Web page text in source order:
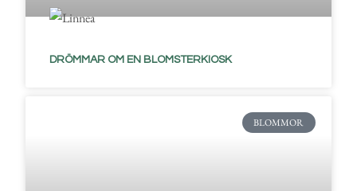
DRÖMMAR OM EN BLOMSTERKIOSK
BLOMMOR